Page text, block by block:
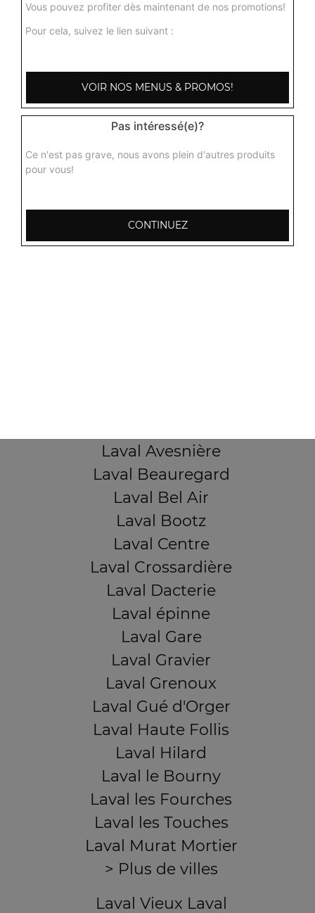
Champignons massala
tomate, gingembre, ail, poivre, coriandre
9.00 €
Laval Avesnière
Laval Beauregard
Laval Bel Air
Laval Bootz
Laval Centre
Laval Crossardière
Laval Dacterie
Laval épinne
Laval Gare
Laval Gravier
Laval Grenoux
Laval Gué d'Orger
Laval Haute Follis
Laval Hilard
Laval le Bourny
Laval les Fourches
Laval les Touches
Laval Murat Mortier
> Plus de villes
Laval Vieux Laval
Vous pouvez profiter dès maintenant de nos promotions!
Pour cela, suivez le lien suivant :
VOIR NOS MENUS & PROMOS!
Pas intéressé(e)?
Ce n'est pas grave, nous avons plein d'autres produits
pour vous!
CONTINUEZ